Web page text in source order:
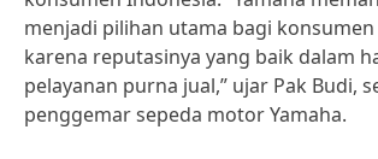
menjadi pilihan utama bagi
karena reputasinya yang baik dalam
pelayanan purna jual,” ujar Pak Budi,
penggemar sepeda motor Yamaha.